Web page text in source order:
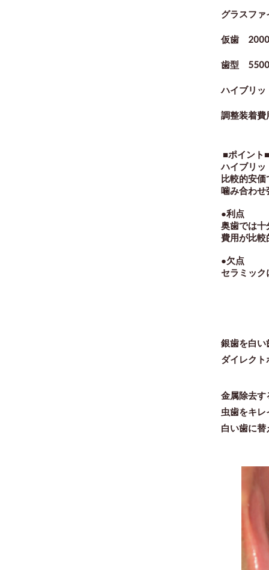
グラスフ
仮歯
歯型 5500
ハイブリ
調整装着
■ポイント■
ハイブリッ
比較的安
噛み合わせ
●利点
奥歯では十
費用が比
●欠点
セラミッ
銀歯を白い
ダイレク
金属除去す
虫歯をキ
白い歯に